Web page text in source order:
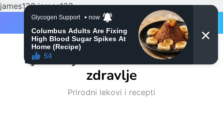
james123james123
Ljubitelji mačaka i Prirodno
zdravlje
Prirodni lekovi i recepti